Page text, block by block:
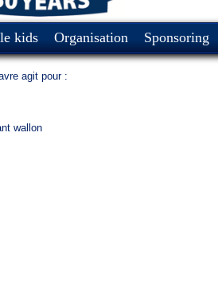
kids Organisation Sponsoring
agit pour :
wallon